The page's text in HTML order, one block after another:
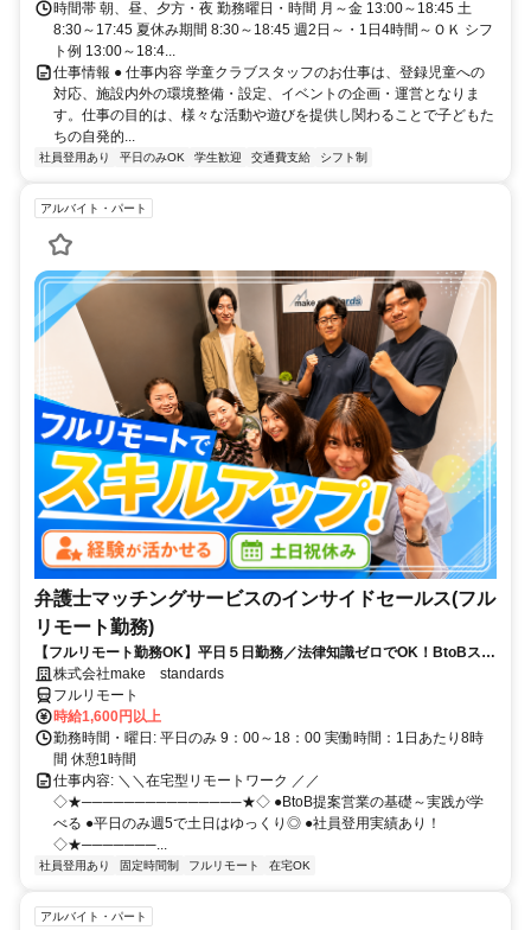
時間帯 朝、昼、夕方・夜 勤務曜日・時間 月～金 13:00～18:45 土
8:30～17:45 夏休み期間 8:30～18:45 週2日～・1日4時間～ＯＫ シフ
ト例 13:00～18:4...
仕事情報 ● 仕事内容 学童クラブスタッフのお仕事は、登録児童への
対応、施設内外の環境整備・設定、イベントの企画・運営となりま
す。仕事の目的は、様々な活動や遊びを提供し関わることで子どもた
ちの自発的...
社員登用あり 平日のみOK 学生歓迎 交通費支給 シフト制
アルバイト・パート
弁護士マッチングサービスのインサイドセールス(フル
リモート勤務)
【フルリモート勤務OK】平日５日勤務／法律知識ゼロでOK！BtoBスキ
ルが身につく営業職
株式会社make standards
フルリモート
時給1,600円以上
勤務時間・曜日: 平日のみ 9：00～18：00 実働時間：1日あたり8時
間 休憩1時間
仕事内容: ＼＼在宅型リモートワーク ／／
◇★───────────────★◇ ●BtoB提案営業の基礎～実践が学
べる ●平日のみ週5で土日はゆっくり◎ ●社員登用実績あり！
◇★───────...
社員登用あり 固定時間制 フルリモート 在宅OK
アルバイト・パート